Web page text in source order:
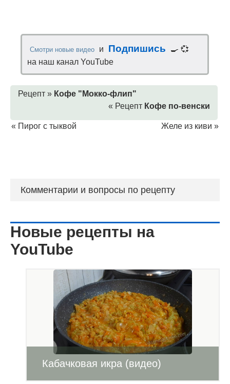
Смотри новые видео и Подпишись
🍳 💞
на наш канал YouTube
Рецепт » Кофе "Мокко-флип"
« Рецепт Кофе по-венски
« Пирог с тыквой Желе из киви »
Комментарии и вопросы по рецепту
Новые рецепты на
YouTube
Кабачковая икра (видео)